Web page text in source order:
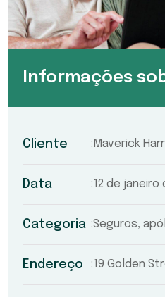
Informações
Cliente Maverick
Data 12 de janeiro
Categoria Seguros,
Endereço 19 Golden